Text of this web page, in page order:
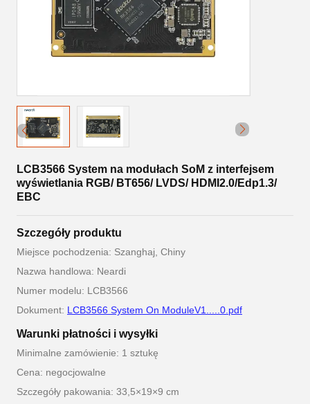
LCB3566 System na modułach SoM z interfejsem
wyświetlania RGB/ BT656/ LVDS/ HDMI2.0/Edp1.3/
EBC
Szczegóły produktu
Miejsce pochodzenia: Szanghaj, Chiny
Nazwa handlowa: Neardi
Numer modelu: LCB3566
Dokument: LCB3566 System On ModuleV1.....0.pdf
Warunki płatności i wysyłki
Minimalne zamówienie: 1 sztukę
Cena: negocjowalne
Szczegóły pakowania: 33,5×19×9 cm